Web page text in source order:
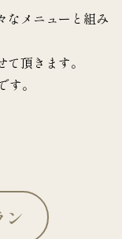
なメニューと組み
頂きます。
。
ン